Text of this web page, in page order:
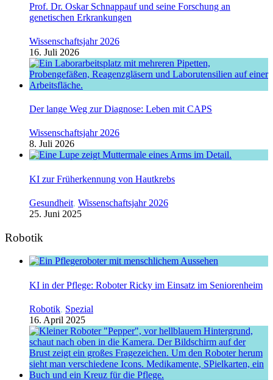
Prof. Dr. Oskar Schnappauf und seine Forschung an
genetischen Erkrankungen
Wissenschaftsjahr 2026
16. Juli 2026
Der lange Weg zur Diagnose: Leben mit CAPS
Wissenschaftsjahr 2026
8. Juli 2026
KI zur Früherkennung von Hautkrebs
Gesundheit, Wissenschaftsjahr 2026
25. Juni 2025
Robotik
KI in der Pflege: Roboter Ricky im Einsatz im Seniorenheim
Robotik, Spezial
16. April 2025